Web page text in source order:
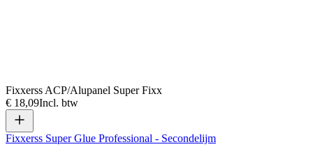
Fixxerss ACP/Alupanel Super Fixx
€ 18,09Incl. btw
Fixxerss Super Glue Professional - Secondelijm